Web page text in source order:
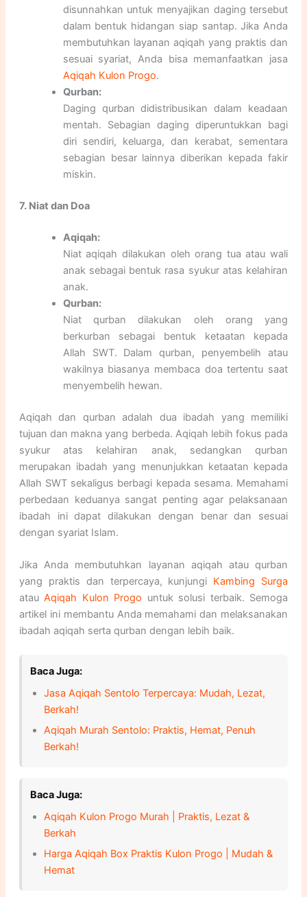
disunnahkan untuk menyajikan daging tersebut
dalam bentuk hidangan siap santap. Jika Anda
membutuhkan layanan aqiqah yang praktis dan
sesuai syariat, Anda bisa memanfaatkan jasa
Aqiqah Kulon Progo.
Qurban:
Daging qurban didistribusikan dalam keadaan
mentah. Sebagian daging diperuntukkan bagi
diri sendiri, keluarga, dan kerabat, sementara
sebagian besar lainnya diberikan kepada fakir
miskin.
7. Niat dan Doa
Aqiqah:
Niat aqiqah dilakukan oleh orang tua atau wali
anak sebagai bentuk rasa syukur atas kelahiran
anak.
Qurban:
Niat qurban dilakukan oleh orang yang
berkurban sebagai bentuk ketaatan kepada
Allah SWT. Dalam qurban, penyembelih atau
wakilnya biasanya membaca doa tertentu saat
menyembelih hewan.
Aqiqah dan qurban adalah dua ibadah yang memiliki
tujuan dan makna yang berbeda. Aqiqah lebih fokus pada
syukur atas kelahiran anak, sedangkan qurban
merupakan ibadah yang menunjukkan ketaatan kepada
Allah SWT sekaligus berbagi kepada sesama. Memahami
perbedaan keduanya sangat penting agar pelaksanaan
ibadah ini dapat dilakukan dengan benar dan sesuai
dengan syariat Islam.
Jika Anda membutuhkan layanan aqiqah atau qurban
yang praktis dan terpercaya, kunjungi Kambing Surga
atauAqiqah Kulon Progo untuk solusi terbaik. Semoga
artikel ini membantu Anda memahami dan melaksanakan
ibadah aqiqah serta qurban dengan lebih baik.
Baca Juga:
Jasa Aqiqah Sentolo Terpercaya: Mudah, Lezat,
Berkah!
Aqiqah Murah Sentolo: Praktis, Hemat, Penuh
Berkah!
Baca Juga:
Aqiqah Kulon Progo Murah | Praktis, Lezat &
Berkah
Harga Aqiqah Box Praktis Kulon Progo | Mudah &
Hemat